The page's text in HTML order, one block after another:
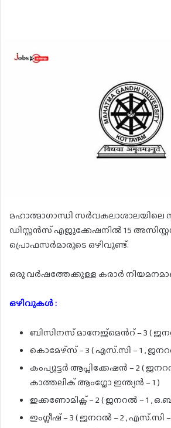
മഹാത്മാഗാന്ധി
ഡിസ്റ്റൻസ് എജുക്കേഷനിൽ 15
പ്രൊഫസർമാരുടെ ഒഴിവുണ്ട്.
ഒരു വർഷത്തേക്കുള്ള കരാർ
ഒഴിവുകൾ :
ബിസിനസ് മാനേജ്മെൻറ് – 3 (
കൊമേഴ്‌സ്‌ – 3 ( എസ്.സി – 1 , ജനറൽ
കംപ്യൂട്ടർ ആപ്ലിക്കേഷൻ – 2 ( ജനറൽ
കാത്തലിക് ആംഗ്ലോ ഇന്ത്യൻ – 1 )
ഇക്കണോമിക്സ് – 2 ( ജനറൽ – 1 ,
ഇംഗ്ലീഷ് – 3 ( ജനറൽ – 2 , എസ്.സി –